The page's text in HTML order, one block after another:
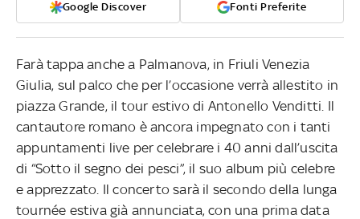
Google Discover Fonti Preferite
Farà tappa anche a Palmanova, in Friuli Venezia
Giulia, sul palco che per l’occasione verrà allestito in
piazza Grande, il tour estivo di Antonello Venditti. Il
cantautore romano è ancora impegnato con i tanti
appuntamenti live per celebrare i 40 anni dall’uscita
di “Sotto il segno dei pesci”, il suo album più celebre
e apprezzato. Il concerto sarà il secondo della lunga
tournée estiva già annunciata, con una prima data